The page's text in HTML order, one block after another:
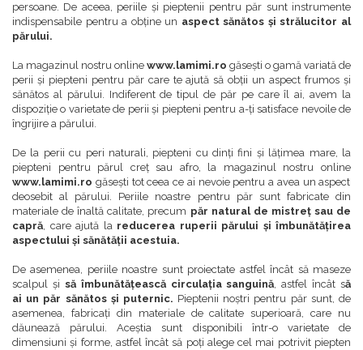
persoane. De aceea, periile și pieptenii pentru păr sunt instrumente
indispensabile pentru a obține un aspect sănătos și strălucitor al
părului.
La magazinul nostru online www.lamimi.ro găsești o gamă variată de
perii și piepteni pentru păr care te ajută să obții un aspect frumos și
sănătos al părului. Indiferent de tipul de păr pe care îl ai, avem la
dispoziție o varietate de perii și piepteni pentru a-ți satisface nevoile de
îngrijire a părului.
De la perii cu peri naturali, piepteni cu dinți fini și lățimea mare, la
piepteni pentru părul creț sau afro, la magazinul nostru online
www.lamimi.ro găsești tot ceea ce ai nevoie pentru a avea un aspect
deosebit al părului. Periile noastre pentru păr sunt fabricate din
materiale de înaltă calitate, precum păr natural de mistreț sau de
capră, care ajută la reducerea ruperii părului și îmbunătățirea
aspectului și sănătății acestuia.
De asemenea, periile noastre sunt proiectate astfel încât să maseze
scalpul și să îmbunătățească circulația sanguină, astfel încât să
ai un păr sănătos și puternic. Pieptenii noștri pentru păr sunt, de
asemenea, fabricați din materiale de calitate superioară, care nu
dăunează părului. Aceștia sunt disponibili într-o varietate de
dimensiuni și forme, astfel încât să poți alege cel mai potrivit piepten